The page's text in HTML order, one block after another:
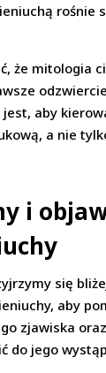
rośnie
że mitologia
aby
a nie
i
się
aby
zjawiska
do jego